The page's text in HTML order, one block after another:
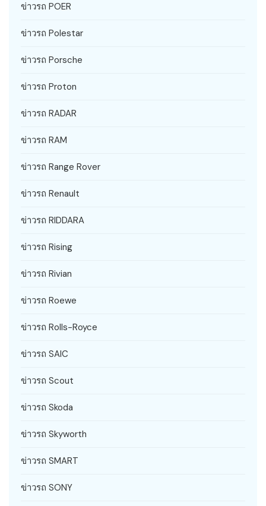
ข่าวรถ POER
ข่าวรถ Polestar
ข่าวรถ Porsche
ข่าวรถ Proton
ข่าวรถ RADAR
ข่าวรถ RAM
ข่าวรถ Range Rover
ข่าวรถ Renault
ข่าวรถ RIDDARA
ข่าวรถ Rising
ข่าวรถ Rivian
ข่าวรถ Roewe
ข่าวรถ Rolls-Royce
ข่าวรถ SAIC
ข่าวรถ Scout
ข่าวรถ Skoda
ข่าวรถ Skyworth
ข่าวรถ SMART
ข่าวรถ SONY